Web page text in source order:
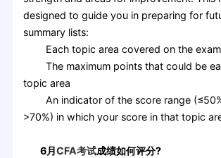
designed to guide you in preparing for
summary lists:
Each topic area covered on the exam
The maximum points that could be
topic area
An indicator of the score range
>70%) in which your score in that topic
6月CFA考试成绩如何评分?